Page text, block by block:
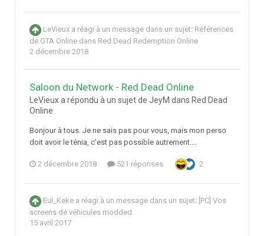
LeVieux a réagi à un message dans un sujet: Références
de GTA Online dans Red Dead Redemption Online
2 décembre 2018
Saloon du Network - Red Dead Online
LeVieux a répondu à un sujet de JeyM dans Red Dead
Online
Bonjour à tous. Je ne sais pas pour vous, mais mon perso
doit avoir le ténia, c'est pas possible autrement....
2 décembre 2018 521 réponses 2
Eul_Keke a réagi à un message dans un sujet: [PC] Vos
screens de véhicules modded
15 avril 2017